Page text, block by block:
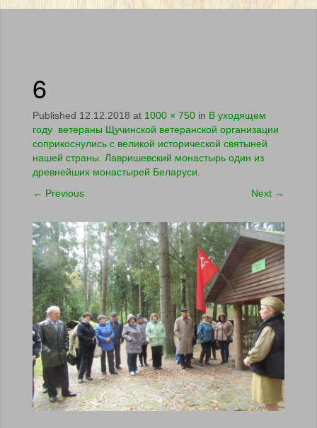
6
Published 12.12.2018 at 1000 × 750 in В уходящем
году ветераны Щучинской ветеранской организации
соприкоснулись с великой исторической святыней
нашей страны. Лавришевский монастырь один из
древнейших монастырей Беларуси.
← Previous Next →